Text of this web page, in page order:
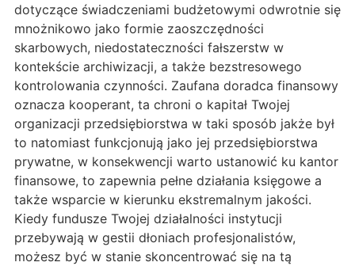
dotyczące świadczeniami budżetowymi odwrotnie się
mnożnikowo jako formie zaoszczędności
skarbowych, niedostateczności fałszerstw w
kontekście archiwizacji, a także bezstresowego
kontrolowania czynności. Zaufana doradca finansowy
oznacza kooperant, ta chroni o kapitał Twojej
organizacji przedsiębiorstwa w taki sposób jakże był
to natomiast funkcjonują jako jej przedsiębiorstwa
prywatne, w konsekwencji warto ustanowić ku kantor
finansowe, to zapewnia pełne działania księgowe a
także wsparcie w kierunku ekstremalnym jakości.
Kiedy fundusze Twojej działalności instytucji
przebywają w gestii dłoniach profesjonalistów,
możesz być w stanie skoncentrować się na tą